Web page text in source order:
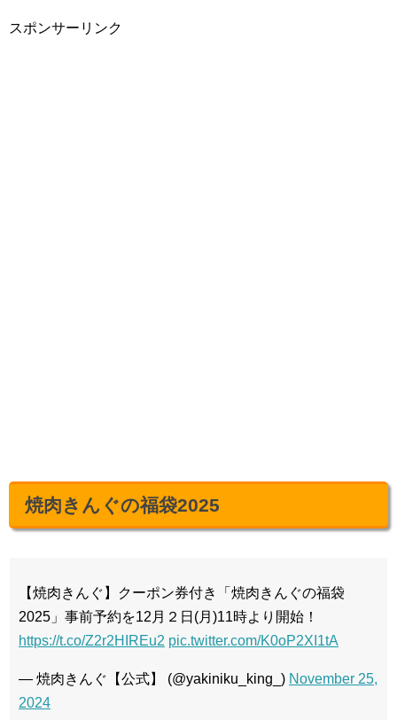
スポンサーリンク
焼肉きんぐの福袋2025
【焼肉きんぐ】クーポン券付き「焼肉きんぐの福袋
2025」事前予約を12月２日(月)11時より開始！
https://t.co/Z2r2HIREu2 pic.twitter.com/K0oP2XI1tA
— 焼肉きんぐ【公式】 (@yakiniku_king_) November 25,
2024